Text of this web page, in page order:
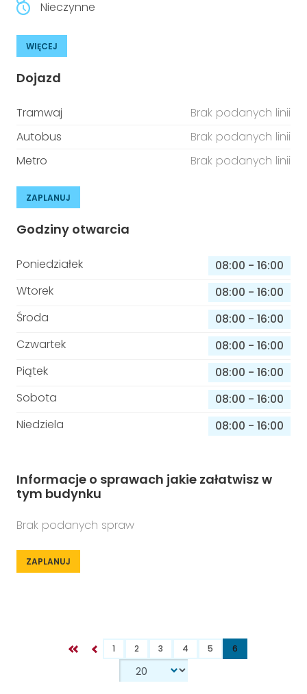
Nieczynne
WIĘCEJ
Dojazd
Tramwaj
Brak podanych linii
Autobus
Brak podanych linii
Metro
Brak podanych linii
ZAPLANUJ
Godziny otwarcia
Poniedziałek 08:00 - 16:00
Wtorek
08:00 - 16:00
Środa
08:00 - 16:00
Czwartek
08:00 - 16:00
Piątek
08:00 - 16:00
Sobota
08:00 - 16:00
Niedziela
08:00 - 16:00
Informacje o sprawach jakie załatwisz w
tym budynku
Brak podanych spraw
ZAPLANUJ
1 2 3 4 5 6